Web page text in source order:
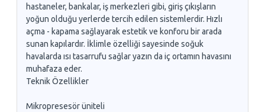
hastaneler, bankalar, iş merkezleri gibi, giriş çıkışların
yoğun olduğu yerlerde tercih edilen sistemlerdir. Hızlı
açma - kapama sağlayarak estetik ve konforu bir arada
sunan kapılardır. İklimle özelliği sayesinde soğuk
havalarda ısı tasarrufu sağlar yazın da iç ortamın havasını
muhafaza eder.
Teknik Özellikler
Mikropresesör üniteli